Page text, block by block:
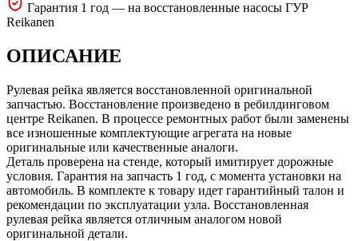
Гарантия 1 год — на восстановленные насосы ГУР
Reikanen
ОПИСАНИЕ
Рулевая рейка является восстановленной оригинальной
запчастью. Восстановление произведено в ребилдинговом
центре Reikanen. В процессе ремонтных работ были заменены
все изношенные комплектующие агрегата на новые
оригинальные или качественные аналоги.
Деталь проверена на стенде, который имитирует дорожные
условия. Гарантия на запчасть 1 год, с момента установки на
автомобиль. В комплекте к товару идет гарантийный талон и
рекомендации по эксплуатации узла. Восстановленная
рулевая рейка является отличным аналогом новой
оригинальной детали.